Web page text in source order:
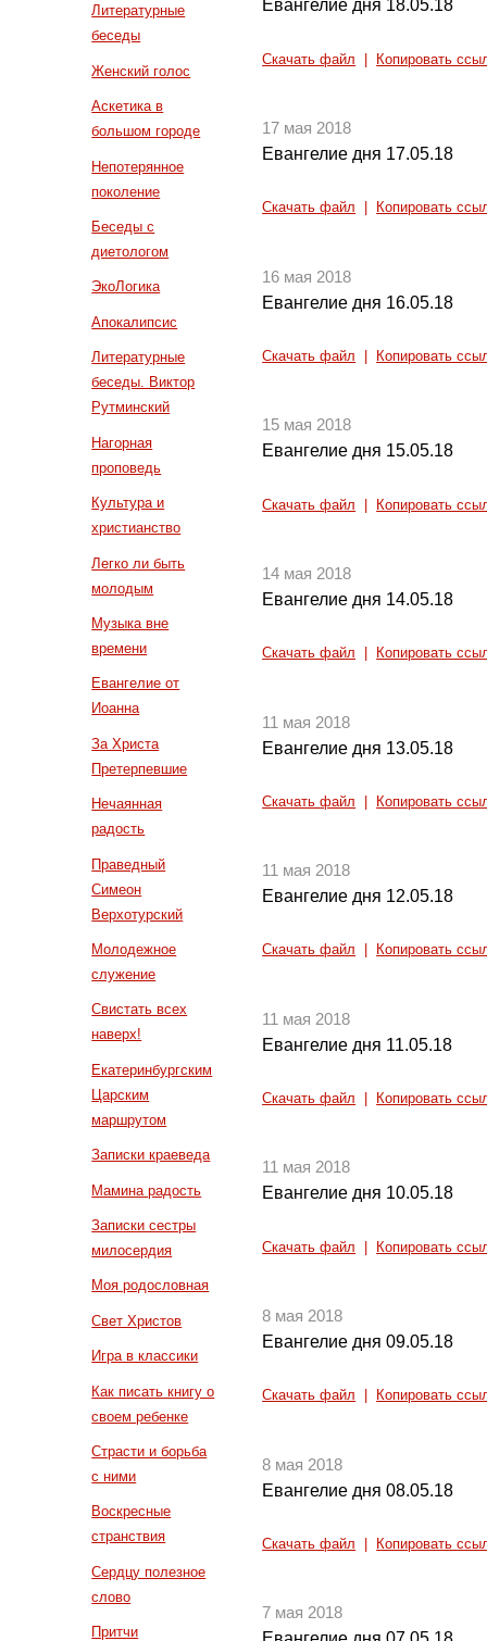
Литературные
беседы
Женский голос
Аскетика в
большом городе
Непотерянное
поколение
Беседы с
диетологом
ЭкоЛогика
Апокалипсис
Литературные
беседы. Виктор
Рутминский
Нагорная
проповедь
Культура и
христианство
Легко ли быть
молодым
Музыка вне
времени
Евангелие от
Иоанна
За Христа
Претерпевшие
Нечаянная
радость
Праведный
Симеон
Верхотурский
Молодежное
служение
Свистать всех
наверх!
Екатеринбургским
Царским
маршрутом
Записки краеведа
Мамина радость
Записки сестры
милосердия
Моя родословная
Свет Христов
Игра в классики
Как писать книгу о
своем ребенке
Страсти и борьба
с ними
Воскресные
странствия
Сердцу полезное
слово
Притчи
Евангелие дня 18.05.18
Скачать файл Копировать
17 мая 2018
Евангелие дня 17.05.18
Скачать файл Копировать
16 мая 2018
Евангелие дня 16.05.18
Скачать файл Копировать
15 мая 2018
Евангелие дня 15.05.18
Скачать файл Копировать
14 мая 2018
Евангелие дня 14.05.18
Скачать файл Копировать
11 мая 2018
Евангелие дня 13.05.18
Скачать файл Копировать
11 мая 2018
Евангелие дня 12.05.18
Скачать файл Копировать
11 мая 2018
Евангелие дня 11.05.18
Скачать файл Копировать
11 мая 2018
Евангелие дня 10.05.18
Скачать файл Копировать
8 мая 2018
Евангелие дня 09.05.18
Скачать файл Копировать
8 мая 2018
Евангелие дня 08.05.18
Скачать файл Копировать
7 мая 2018